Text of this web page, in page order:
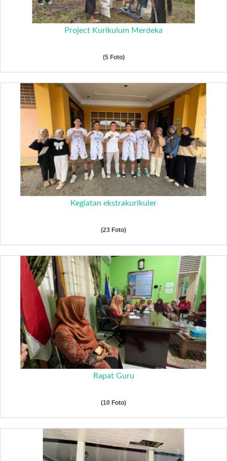
Project Kurikulum Merdeka
(5 Foto)
Kegiatan ekstrakurikuler
(23 Foto)
Rapat Guru
(10 Foto)